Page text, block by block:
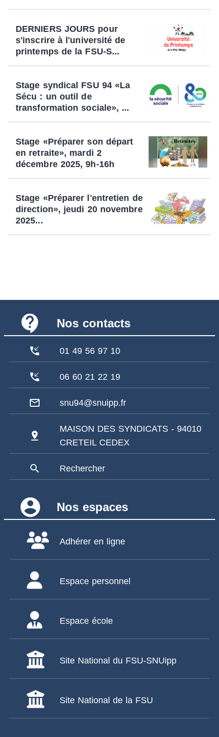
DERNIERS JOURS pour
s'inscrire à l'université de
printemps de la FSU-S...
Stage syndical FSU 94 «La
Sécu : un outil de
transformation sociale», ...
Stage «Préparer son départ
en retraite», mardi 2
décembre 2025, 9h-16h
Stage «Préparer l'entretien de
direction», jeudi 20 novembre
2025...
contact_support Nos contacts
phone_callback 01 49 56 97 10
phone_callback 06 60 21 22 19
mail_outline snu94@snuipp.fr
pin_drop
MAISON DES SYNDICATS - 94010
CRETEIL CEDEX
search Rechercher
account_circle Nos espaces
Adhérer en ligne
Espace personnel
Espace école
Site National du FSU-SNUipp
Site National de la FSU